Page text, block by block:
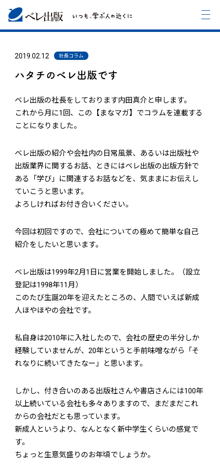
2019.02.12 社長コラム
ハタチのベレ出版です
ベレ出版の社長をしております内田真介と申します。
これから月に1回、この【まなマガ】でコラムを連載する
ことになりました。
ベレ出版の紹介や会社内の日常風景、あるいは出版社や
出版業界に関するお話、ときにはベレ出版の出版方針で
ある「学び」に関連するお話などを、気ままにお伝えし
ていこうと思います。
よろしければお付き合いください。
今回は初回ですので、会社についての極めて簡単な自己
紹介をしたいと思います。
ベレ出版は1999年2月1日に営業を開始しました。（設立
登記は1998年11月）
このたび生誕20年を迎えたところの、人間でいえば新成
人ほやほやの会社です。
私自身は2010年に入社したので、会社の歴史の半分しか
経験していませんが、20年というと手前味噌ながら「そ
れなりに続いてきたなー」と思います。
しかし、付き合いのある出版社さんや書店さんには100年
以上続いている会社も多々ありますので、まだまだこれ
からの会社だとも思っています。
新成人というより、なんとなく新中学生くらいの感覚で
す。
ちょっと生意気盛りのお年頃でしょうか。